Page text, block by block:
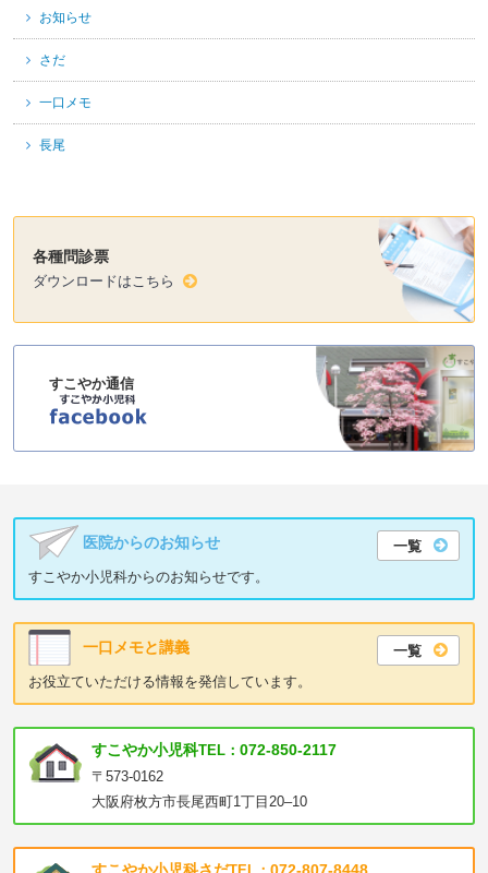
お知らせ
さだ
一口メモ
長尾
各種問診票
ダウンロードはこちら
すこやか通信
医院からのお知らせ
一覧
すこやか小児科からのお知らせです。
一口メモと講義
一覧
お役立ていただける情報を発信しています。
すこやか小児科TEL： 072-850-2117
〒573-0162
大阪府枚方市長尾西町1丁目20–10